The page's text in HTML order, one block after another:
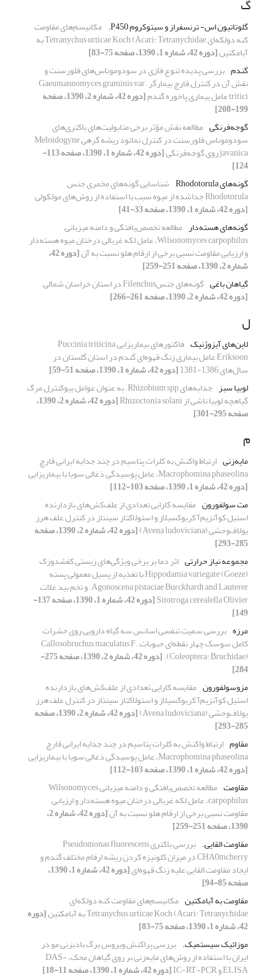
گ
گلوتاتیون اس- ترنسفراز و سیتوکروم P450. مکانیسم‌های مقاومت
کنه دولکه‌ای Tetranychus urticae Koch (Acari: Tetranychidae به
آبامکتین[دوره 42، شماره 1، 1390، صفحه 75-83]
گندم بررسی پدیده تنوع فازی در سودوموناس‌های فلورسنت و
نقش آن در کنترل قارچ بیمارگر Gaeumannomyces graminis var.
tritici عامل بیماری پاخوره گندم [دوره 42، شماره 2، 1390، صفحه
199-208]
گوجه‌فرنگی مطالعه نقش مؤثر برخی متابولیت‌های باکتری‌های
سودوموناس فلورسنت در کنترل نماتود ریشه گرهی Meloidogyne
javanica روی گوجه‌فرنگی [دوره 42، شماره 1، 1390، صفحه 113-
124]
گونه‌های Rhodotorula
شناسایی گونه‌های مخمری جنس
Rhodotorula جداشده از میوه سیب با استفاده از روش‌های مولکولی
[دوره 42، شماره 1، 1390، صفحه 33-41]
گونه‌های هسته‌دار مطالعه تخصص‌یافتگی و دامنه میزبانی
Wilsonomyces carpophilus، عامل لکه غربالی درختان میوه هسته‌دار
و ارزیابی مقاومت نسبی برخی از ارقام هلو نسبت به آن [دوره 42،
شماره 2، 1390، صفحه 251-259]
گیاهان باغی گونه‌های جنسFilenchus در استان خراسان شمالی
[دوره 42، شماره 2، 1390، صفحه 261-266]
ل
لاین‌های آیزوژنیک فاکتورهای بیماریزایی Puccinia triticina
Eriksoon عامل بیماری زنگ قهوه‌ای گندم در استان گلستان در
سال‌های 1386-1381
[دوره 42، شماره 1، 1390، صفحه 51-59]
لوبیا سبز
جدایه‌های Rhizobium spp. به عنوان عوامل بیوکنترل مرگ
گیاهچه لوبیا ناشی از Rhizoctonia solani [دوره 42، شماره 2، 1390،
صفحه 295-301]
م
مایه‌زنی ارتباط واکنش به کلرات پتاسیم در چند جدایه‌ ایرانی قارچ
Macrophomina phaseolina، عامل پوسیدگی ذغالی سویا با بیماریزایی
[دوره 42، شماره 1، 1390، صفحه 103-112]
مت سولفورون مقایسه کارایی تعدادی از علف‌کش‌های بازدارنده
استیل کوآنزیم‌آ کربوکسیلاز و استولاکتاز سینتاز در کنترل علف هرز
یولاف‌وحشی (Avena ludoviciana) [دوره 42، شماره 2، 1390، صفحه
285-293]
مجموعه نیاز حرارتی اثر دما بر برخی ویژگی‌های زیستی کفشدوزک
Hippodamia variegate (Goeze) با تغذیه از پسیل معمولی پسته
Agonoscena pistaciae Burckhardt and Lauterer. و تخم بید غلات
Sitotroga cerealella Olivier [دوره 42، شماره 1، 1390، صفحه 137-
149]
مرزه بررسی سمیت تنفسی اسانس سه گیاه دارویی روی حشرات
کامل سوسک چهار نقطه‌ای حبوبات Callosobruchus maculatus F.
(Coleoptera: Bruchidae). [دوره 42، شماره 2، 1390، صفحه 275-
284]
مزوسولفورون مقایسه کارایی تعدادی از علف‌کش‌های بازدارنده
استیل کوآنزیم‌آ کربوکسیلاز و استولاکتاز سینتاز در کنترل علف هرز
یولاف‌وحشی (Avena ludoviciana) [دوره 42، شماره 2، 1390، صفحه
285-293]
مقاوم ارتباط واکنش به کلرات پتاسیم در چند جدایه‌ ایرانی قارچ
Macrophomina phaseolina، عامل پوسیدگی ذغالی سویا با بیماریزایی
[دوره 42، شماره 1، 1390، صفحه 103-112]
مقاومت
مطالعه تخصص‌یافتگی و دامنه میزبانی Wilsonomyces
carpophilus، عامل لکه غربالی درختان میوه هسته‌دار و ارزیابی
مقاومت نسبی برخی از ارقام هلو نسبت به آن [دوره 42، شماره 2،
1390، صفحه 251-259]
مقاومت القایی.
بررسی باکتری Pseudomonas fluorescens
CHA0mcherry در میزان کلونیزه کردن ریشه ارقام مختلف گندم و
ایجاد مقاومت القایی علیه زنگ قهوه‌ای [دوره 42، شماره 1، 1390،
صفحه 85-94]
مقاومت به آبامکتین مکانیسم‌های مقاومت کنه دولکه‌ای
Tetranychus urticae Koch (Acari: Tetranychidae به آبامکتین [دوره
42، شماره 1، 1390، صفحه 75-83]
موزائیک سیستمیک. بررسی پراکنش ویروس برگ بادبزنی مو در
ایران با استفاده از روش‌های مایه‌زنی بر روی گیاهان محک، DAS-
ELISA و IC-RT-PCR [دوره 42، شماره 1، 1390، صفحه 11-18]